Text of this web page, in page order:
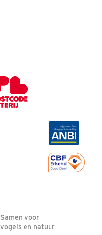
Samen voor
vogels en natuur